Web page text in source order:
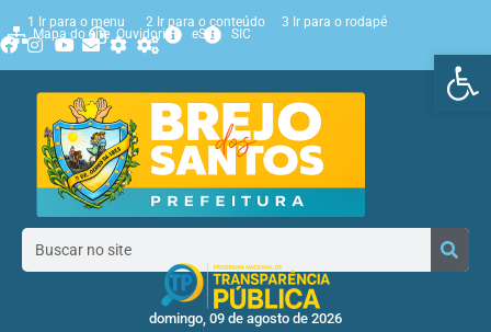
1 Ir para o menu 2 Ir para o conteúdo 3 Ir para o rodapé
Mapa do site Ouvidoria eSIC SIC
domingo, 09 de agosto de 2026